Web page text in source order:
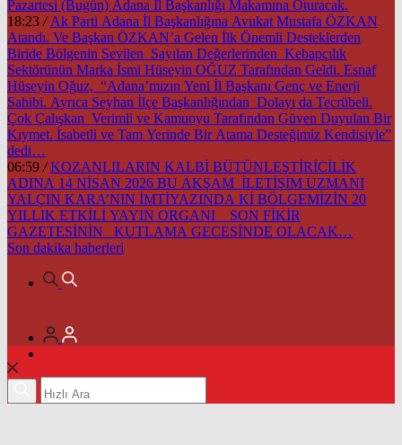
Pazartesi (Bugün) Adana İl Başkanlığı Makamına Oturacak.
18:23 / Ak Parti Adana İl Başkanlığına Avukat Mustafa ÖZKAN
Atandı. Ve Başkan ÖZKAN’a Gelen İlk Önemli Desteklerden
Biride Bölgenin Sevilen Sayılan Değerlerinden Kebapçılık
Sektörünün Marka İsmi Hüseyin OĞUZ Tarafından Geldi. Esnaf
Hüseyin Oğuz, “Adana’mızın Yeni İl Başkanı Genç ve Enerji
Sahibi. Ayrıca Seyhan İlçe Başkanlığından Dolayı da Tecrübeli.
Çok Çalışkan Verimli ve Kamuoyu Tarafından Güven Duyulan Bir
Kıymet. İsabetli ve Tam Yerinde Bir Atama Desteğimiz Kendisiyle”
dedi…
06:59 / KOZANLILARIN KALBİ BÜTÜNLEŞTİRİCİLİK
ADINA 14 NİSAN 2026 BU AKŞAM İLETİŞİM UZMANI
YALÇIN KARA’NIN İMTİYAZINDA Kİ BÖLGEMİZİN 20
YILLIK ETKİLİ YAYIN ORGANI SON FİKİR
GAZETESİNİN KUTLAMA GECESİNDE OLACAK…
Son dakika haberleri